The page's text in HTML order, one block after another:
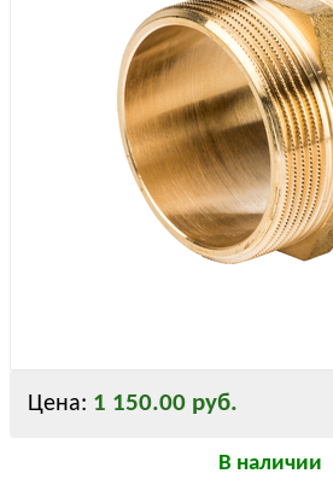
Цена: 1 150.00 руб.
В наличии